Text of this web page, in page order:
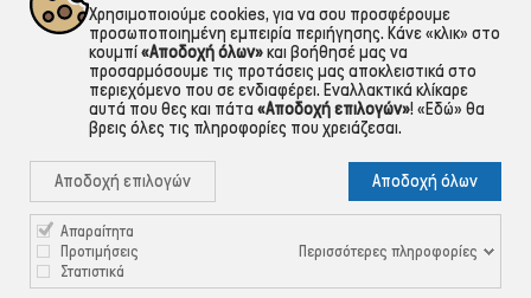
ΠΛΗΡΟΦΟΡΙΕΣ
ΧΡΉΣΙΜΑ 
ΕΞΥΠΗΡΈΤΗΣΗ ΠΕΛΑΤΏΝ
Χρησιμοποιούμε cookies, για να σου προσφέρουμε
προσωποποιημένη εμπειρία περιήγησης. Κάνε «κλικ» στο
κουμπί«Αποδοχή όλων»και βοήθησέ μας να
προσαρμόσουμε τις προτάσεις μας αποκλειστικά στο
περιεχόμενο που σε ενδιαφέρει. Εναλλακτικά κλίκαρε
αυτά που θες και πάτα «Αποδοχή επιλογών»! «Εδώ» θα
βρεις όλες τις πληροφορίες που χρειάζεσαι.
Αποδοχή επιλογών Αποδοχή όλων
Απαραίτητα
Προτιμήσεις
Στατιστικά
Περισσότερες πληροφορίες